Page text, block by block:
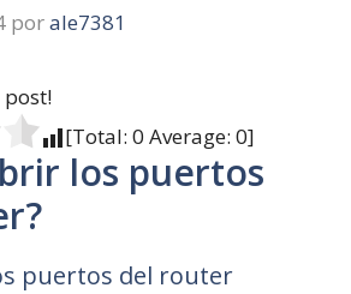
porale7381
post!
[Total: 0 Average: 0]
los puertos
puertos del router